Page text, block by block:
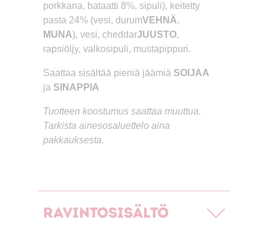
porkkana, bataatti 8%, sipuli), keitetty
pasta 24% (vesi, durumVEHNÄ,
MUNA), vesi, cheddarJUUSTO,
rapsiöljy, valkosipuli, mustapippuri.
Saattaa sisältää pieniä jäämiä SOIJAA
ja SINAPPIA
Tuotteen koostumus saattaa muuttua.
Tarkista ainesosaluettelo aina
pakkauksesta.
Ravintosisältö